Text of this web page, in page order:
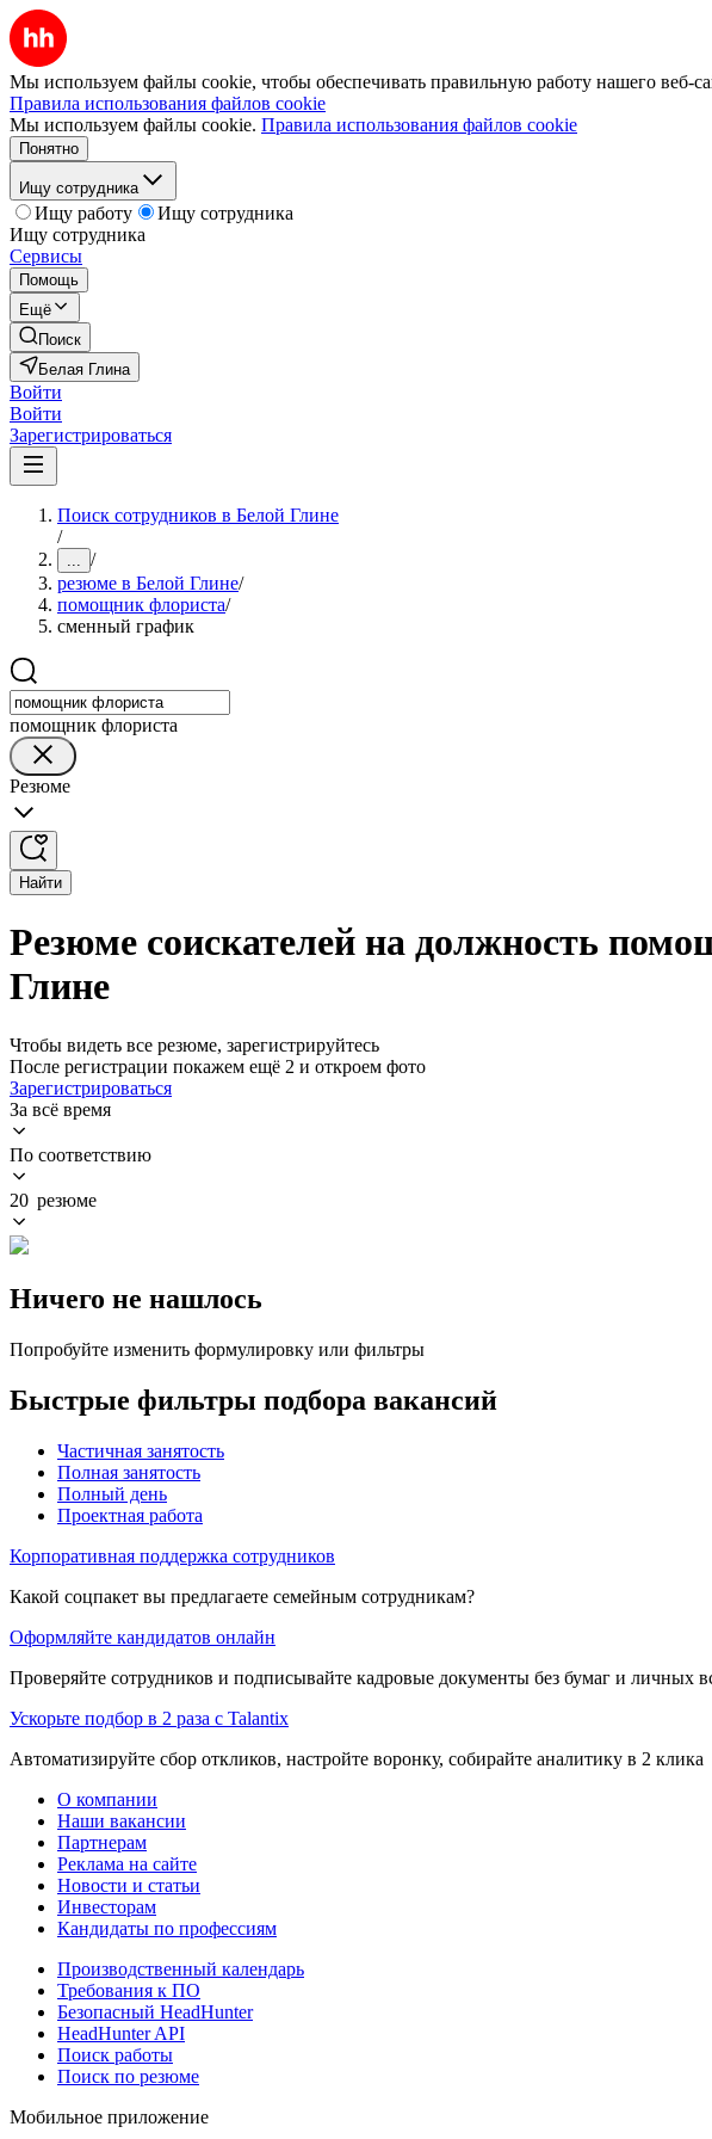
Мы используем файлы cookie, чтобы обеспечивать правильную работу нашего веб-
Правила использования файлов cookie
Мы используем файлы cookie. Правила использования файлов cookie
Понятно
Ищу сотрудника
Ищу работу
Ищу сотрудника
Ищу сотрудника
Сервисы
Помощь
Ещё
Поиск
Белая Глина
Войти
Войти
Зарегистрироваться
Поиск сотрудников в Белой Глине
/
... /
резюме в Белой Глине/
помощник флориста/
сменный график
помощник флориста
Резюме
Найти
Резюме соискателей на должность
Глине
Чтобы видеть все резюме, зарегистрируйтесь
После регистрации покажем ещё 2 и откроем фото
Зарегистрироваться
За всё время
По соответствию
20 резюме
Ничего не нашлось
Попробуйте изменить формулировку или фильтры
Быстрые фильтры подбора вакансий
Частичная занятость
Полная занятость
Полный день
Проектная работа
Корпоративная поддержка сотрудников
Какой соцпакет вы предлагаете семейным сотрудникам?
Оформляйте кандидатов онлайн
Проверяйте сотрудников и подписывайте кадровые документы без бумаг и личных
Ускорьте подбор в 2 раза с Talantix
Автоматизируйте сбор откликов, настройте воронку, собирайте аналитику в 2 клика
О компании
Наши вакансии
Партнерам
Реклама на сайте
Новости и статьи
Инвесторам
Кандидаты по профессиям
Производственный календарь
Требования к ПО
Безопасный HeadHunter
HeadHunter API
Поиск работы
Поиск по резюме
Мобильное приложение